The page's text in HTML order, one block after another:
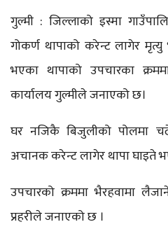
गुल्मी : जिल्लाको इस्मा
गोकर्ण थापाको करेन्ट लागेर
भएका थापाको उपचारका
कार्यालय गुल्मीले जनाएको छ।
घर नजिकै बिजुलीको पोलमा
अचानक करेन्ट लागेर थापा घाइते
उपचारको क्रममा भैरहवामा
प्रहरीले जनाएको छ ।